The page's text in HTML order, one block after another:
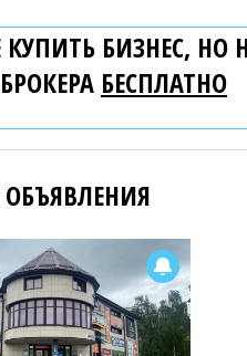
КУПИТЬ БИЗНЕС, НО
БЕСПЛАТНО